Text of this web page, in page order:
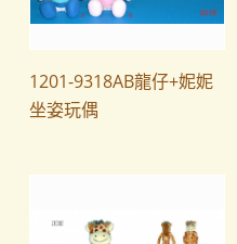
1201-9318AB龍仔+妮妮
坐姿玩偶